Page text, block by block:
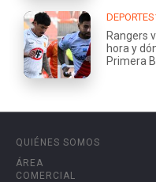
Rangers
hora y
Primera
QUIÉNES SOMOS
ÁREA
COMERCIAL